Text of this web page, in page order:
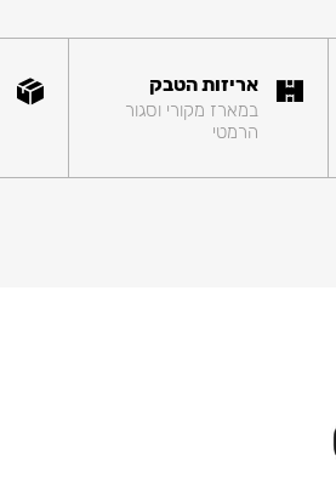
אריזות הטבק
במארז מקורי וסגור
הרמטי